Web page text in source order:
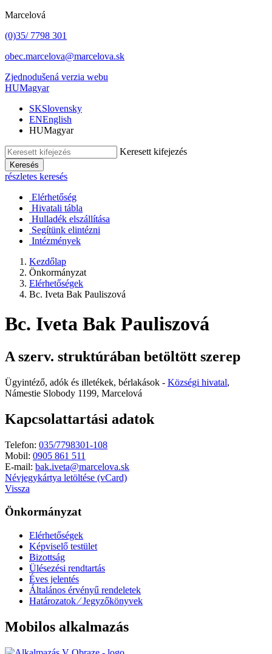
Marcelová
(0)35/ 7798 301
obec.marcelova@marcelova.sk
Zjednodušená verzia webu
HUMagyar
SKSlovensky
ENEnglish
HUMagyar
Keresett kifejezés
Keresés
részletes keresés
Elérhetőség
Hivatali tábla
Hulladék elszállítása
Segítünk elintézni
Intézmények
Kezdőlap
Önkormányzat
Elérhetőségek
Bc. Iveta Bak Pauliszová
Bc. Iveta Bak Pauliszová
A szerv. struktúrában betöltött szerep
Ügyintéző, adók és illetékek, bérlakások - Községi hivatal,
Námestie Slobody 1199, Marcelová
Kapcsolattartási adatok
Telefon: 035/7798301-108
Mobil: 0905 861 511
E-mail: bak.iveta@marcelova.sk
Névjegykártya letöltése (vCard)
Vissza
Önkormányzat
Elérhetőségek
Képviselő testület
Bizottság
Ülésezési rendtartás
Éves jelentés
Általános érvényű rendeletek
Határozatok ⁄ Jegyzőkönyvek
Mobilos alkalmazás